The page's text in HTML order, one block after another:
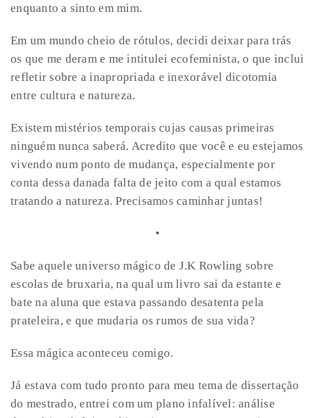
enquanto a sinto em mim.
Em um mundo cheio de rótulos, decidi deixar para trás
os que me deram e me intitulei ecofeminista, o que inclui
refletir sobre a inapropriada e inexorável dicotomia
entre cultura e natureza.
Existem mistérios temporais cujas causas primeiras
ninguém nunca saberá. Acredito que você e eu estejamos
vivendo num ponto de mudança, especialmente por
conta dessa danada falta de jeito com a qual estamos
tratando a natureza. Precisamos caminhar juntas!
•
Sabe aquele universo mágico de J.K Rowling sobre
escolas de bruxaria, na qual um livro sai da estante e
bate na aluna que estava passando desatenta pela
prateleira, e que mudaria os rumos de sua vida?
Essa mágica aconteceu comigo.
Já estava com tudo pronto para meu tema de dissertação
do mestrado, entrei com um plano infalível: análise